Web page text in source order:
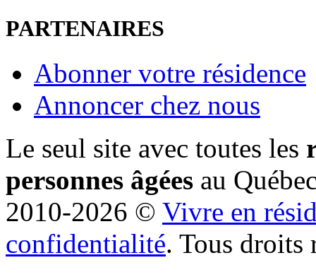
PARTENAIRES
Abonner votre résidence
Annoncer chez nous
Le seul site avec toutes les
personnes âgées au
2010-2026 © Vivre en
confidentialité. Tous droits